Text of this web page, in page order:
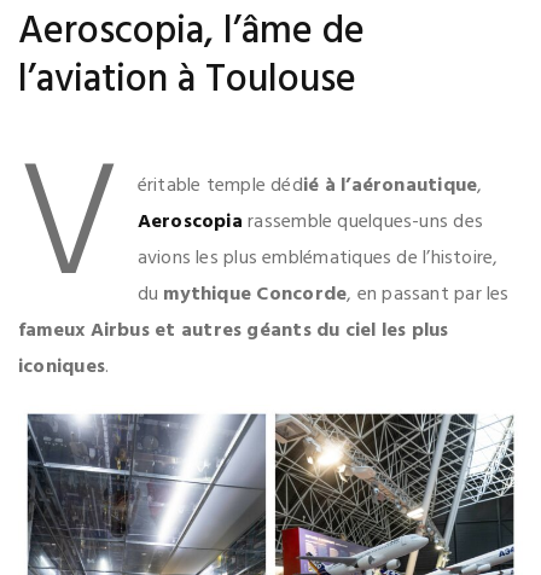
Aeroscopia, l’âme de
l’aviation à Toulouse
V éritable temple dédié à l’aéronautique,
Aeroscopiarassemble quelques-uns des
avions les plus emblématiques de l’histoire,
du mythique Concorde, en passant par les
fameux Airbus et autres géants du ciel les plus
iconiques.